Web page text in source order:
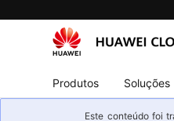
Produtos Soluções
Este conteúdo foi